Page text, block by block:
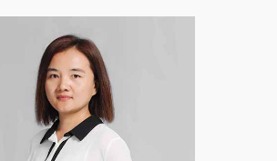
康桥人员
新闻动态
康桥党建